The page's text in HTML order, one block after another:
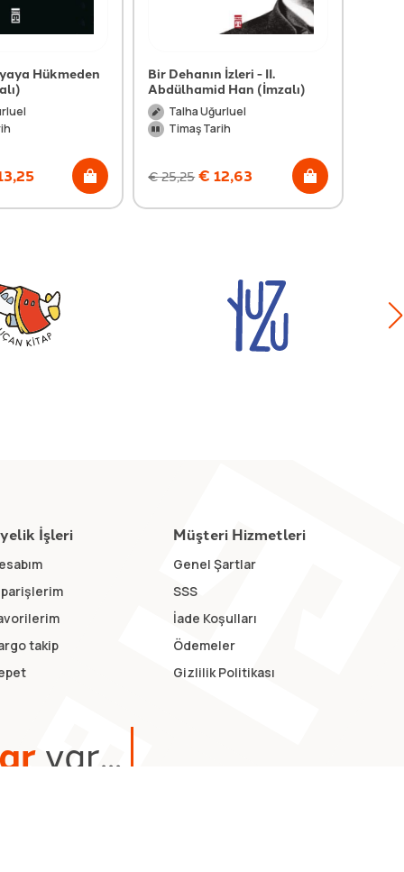
Hükmeden
Bir Dehanın İzleri - II.
Abdülhamid Han (İmzalı)
Talha Uğurluel
Timaş Tarih
€25,25 € 12,63
İşleri
takip
Müşteri Hizmetleri
Genel Şartlar
SSS
İade Koşulları
Ödemeler
Gizlilik Politikası
arvar...